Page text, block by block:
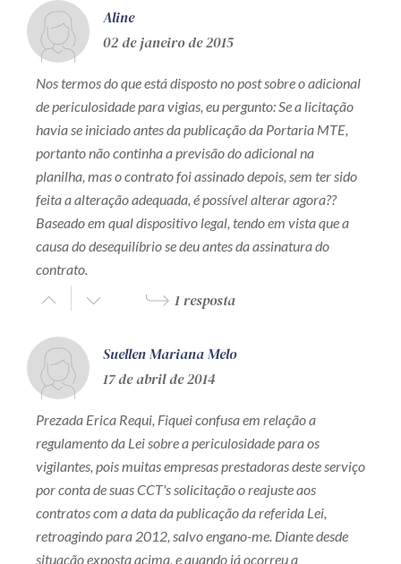
Aline
02 de janeiro de 2015
Nos termos do que está disposto no post sobre o adicional
de periculosidade para vigias, eu pergunto: Se a licitação
havia se iniciado antes da publicação da Portaria MTE,
portanto não continha a previsão do adicional na
planilha, mas o contrato foi assinado depois, sem ter sido
feita a alteração adequada, é possível alterar agora??
Baseado em qual dispositivo legal, tendo em vista que a
causa do desequilíbrio se deu antes da assinatura do
contrato.
1 resposta
Suellen Mariana Melo
17 de abril de 2014
Prezada Erica Requi, Fiquei confusa em relação a
regulamento da Lei sobre a periculosidade para os
vigilantes, pois muitas empresas prestadoras deste serviço
por conta de suas CCT's solicitação o reajuste aos
contratos com a data da publicação da referida Lei,
retroagindo para 2012, salvo engano-me. Diante desde
situação exposta acima, e quando já ocorreu a